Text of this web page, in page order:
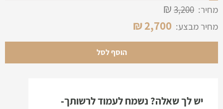
מחיר: 3,200
₪
מחיר מבצע: 2,700
₪
הוסף לסל
יש לך שאלה? נשמח לעמוד לרשותך-